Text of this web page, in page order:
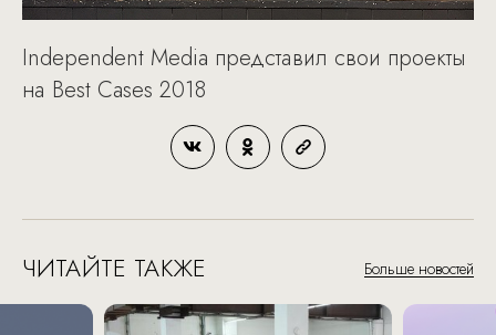
Independent Media представил свои проекты
на Best Cases 2018
ЧИТАЙТЕ ТАКЖЕ Больше новостей